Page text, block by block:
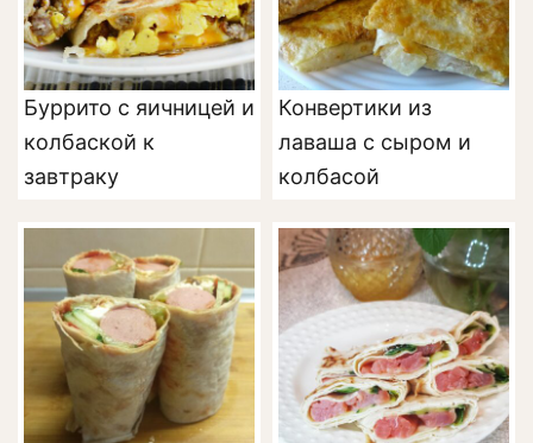
Буррито с яичницей и
колбаской к
завтраку
Конвертики из
лаваша с сыром и
колбасой